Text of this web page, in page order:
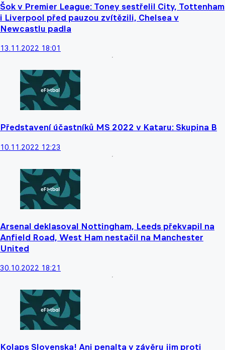
Šok v Premier League: Toney sestřelil City, Tottenham
i Liverpool před pauzou zvítězili, Chelsea v
Newcastlu padla
13.11.2022 18:01
Představení účastníků MS 2022 v Kataru: Skupina B
10.11.2022 12:23
Arsenal deklasoval Nottingham, Leeds překvapil na
Anfield Road, West Ham nestačil na Manchester
United
30.10.2022 18:21
Kolaps Slovenska! Ani penalta v závěru jim proti